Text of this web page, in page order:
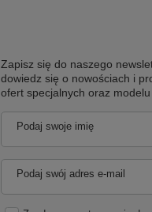
Zapisz się do naszego
dowiedz się o nowościach i
ofert specjalnych oraz
Podaj swoje imię
Podaj swój adres e-mail